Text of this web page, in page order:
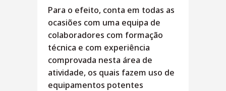
Para o efeito, conta em todas as
ocasiões com uma equipa de
colaboradores com formação
técnica e com experiência
comprovada nesta área de
atividade, os quais fazem uso de
equipamentos potentes